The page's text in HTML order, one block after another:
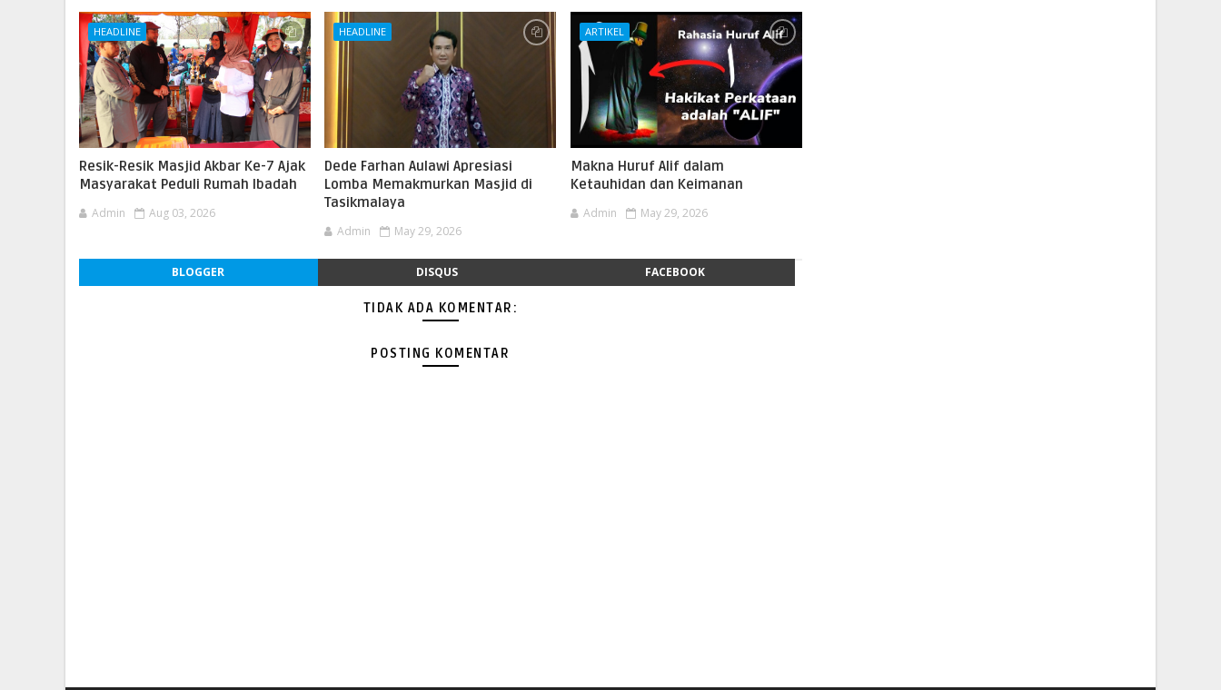
HEADLINE
Resik-Resik Masjid Akbar Ke-7 Ajak
Masyarakat Peduli Rumah Ibadah
Admin Aug 03, 2026
HEADLINE
Dede Farhan Aulawi Apresiasi
Lomba Memakmurkan Masjid di
Tasikmalaya
Admin May 29, 2026
ARTIKEL
Makna Huruf Alif dalam
Ketauhidan dan Keimanan
Admin May 29, 2026
BLOGGER DISQUS FACEBOOK
TIDAK ADA KOMENTAR:
POSTING KOMENTAR